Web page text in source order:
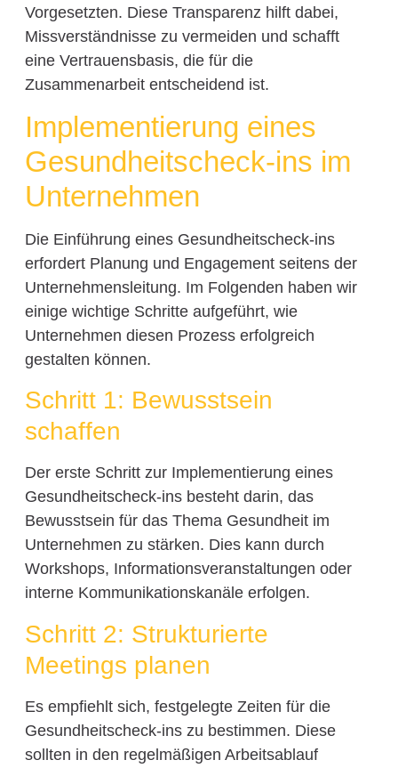
Vorgesetzten. Diese Transparenz hilft dabei,
Missverständnisse zu vermeiden und schafft
eine Vertrauensbasis, die für die
Zusammenarbeit entscheidend ist.
Implementierung eines
Gesundheitscheck-ins im
Unternehmen
Die Einführung eines Gesundheitscheck-ins
erfordert Planung und Engagement seitens der
Unternehmensleitung. Im Folgenden haben wir
einige wichtige Schritte aufgeführt, wie
Unternehmen diesen Prozess erfolgreich
gestalten können.
Schritt 1: Bewusstsein
schaffen
Der erste Schritt zur Implementierung eines
Gesundheitscheck-ins besteht darin, das
Bewusstsein für das Thema Gesundheit im
Unternehmen zu stärken. Dies kann durch
Workshops, Informationsveranstaltungen oder
interne Kommunikationskanäle erfolgen.
Schritt 2: Strukturierte
Meetings planen
Es empfiehlt sich, festgelegte Zeiten für die
Gesundheitscheck-ins zu bestimmen. Diese
sollten in den regelmäßigen Arbeitsablauf